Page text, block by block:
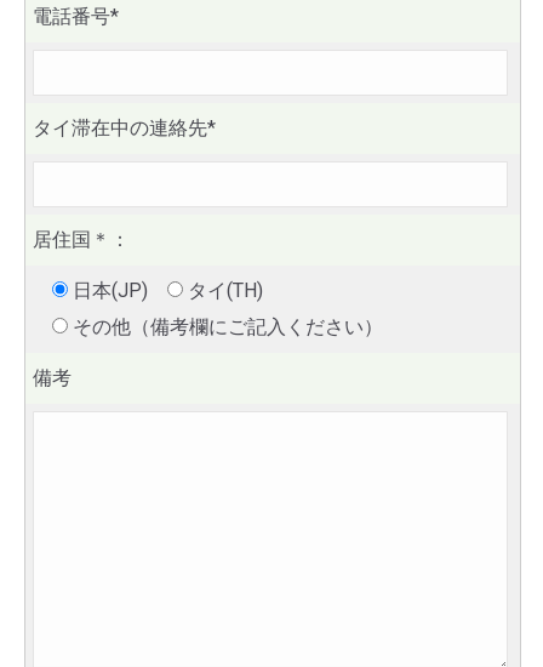
電話番号*
タイ滞在中の連絡先*
居住国 ＊ ：
日本(JP)
タイ(TH)
その他（備考欄にご記入ください）
備考